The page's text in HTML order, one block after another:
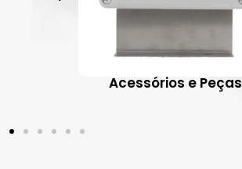
Acessórios e Peças